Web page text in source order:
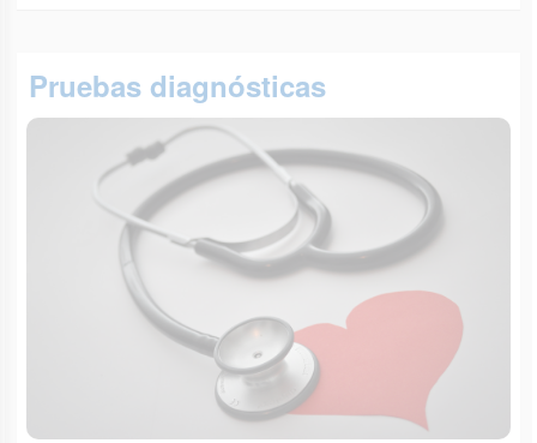
Pruebas diagnósticas